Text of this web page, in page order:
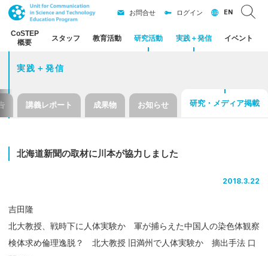
CoSTEP
概要
スタッフ 教育活動 研究活動 実践＋発信 イベント
お問合せ ログイン EN
実践＋発信
講義レポート 成果物 お知らせ 研究・メディア掲載
北海道新聞の取材に 川本が協力しました
2018.3.22
吉田隆
北大教授、戦時下に人体実験か 軍が捕らえた中国人の染色体観察
検体求め倫理逸脱？ 北大教授 旧満州で人体実験か 摘出手法 口